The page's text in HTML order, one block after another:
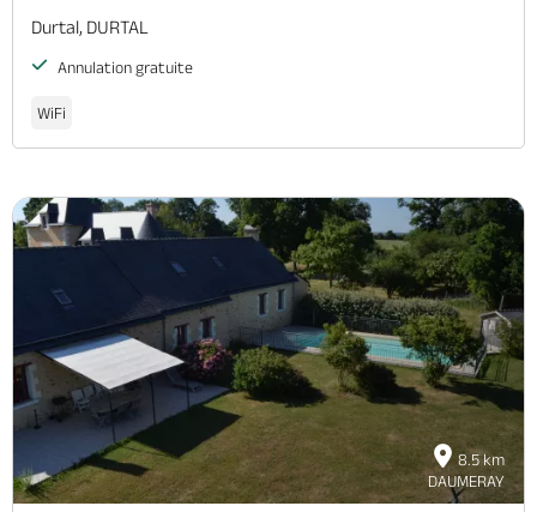
Durtal, DURTAL
Annulation gratuite
WiFi
8.5 km
DAUMERAY